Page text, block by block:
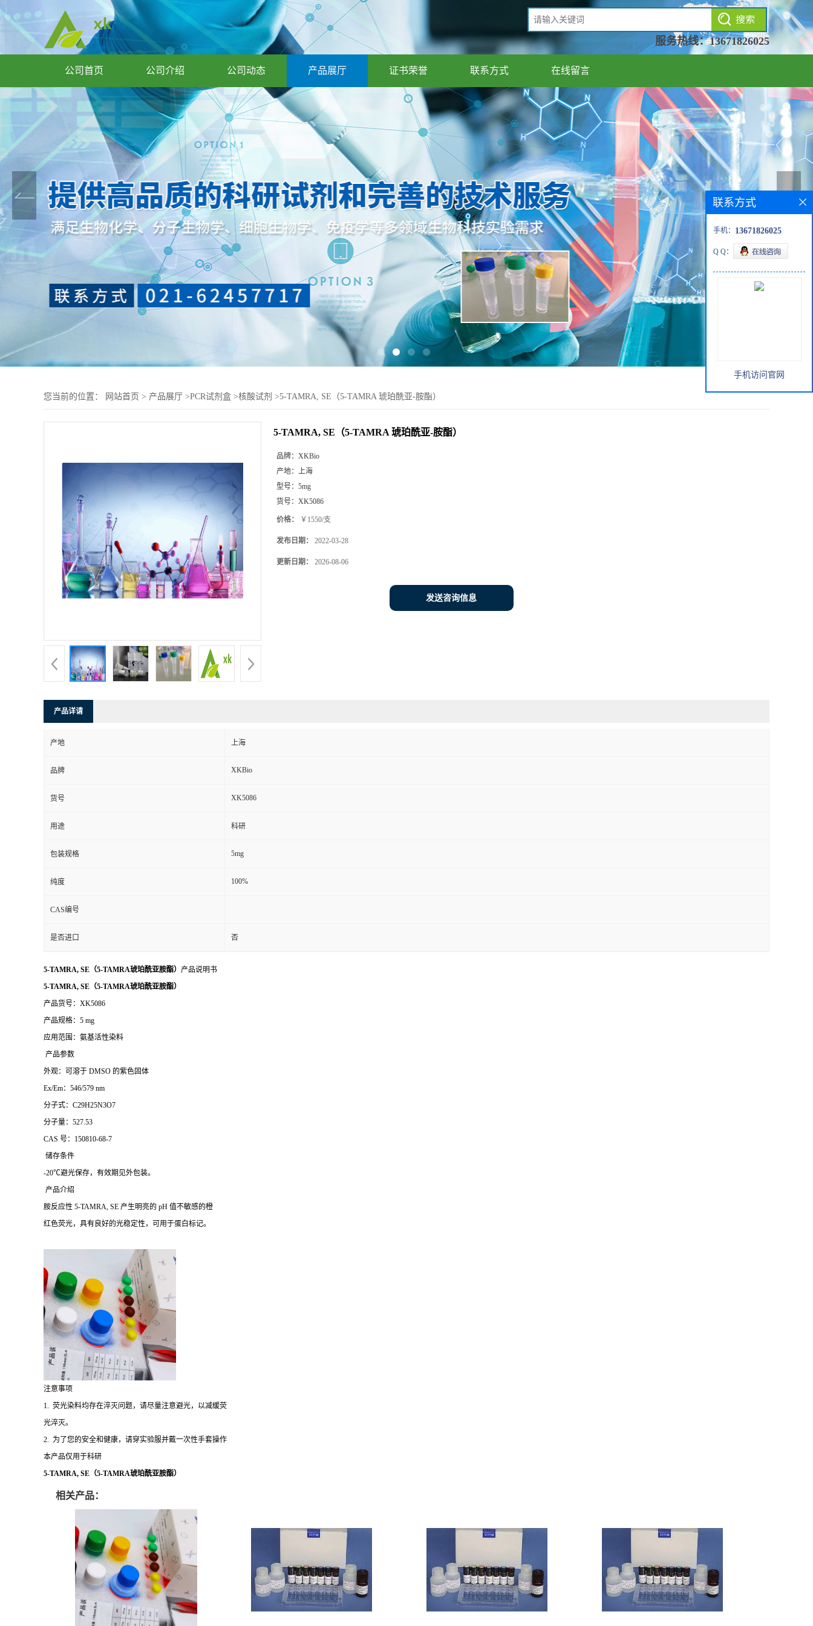
服务热线：13671826025
公司首页 公司介绍 公司动态 产品展厅 证书荣誉 联系方式 在线留言
您当前的位置： 网站首页 > 产品展厅 >PCR试剂盒 >核酸试剂 >5-TAMRA, SE（5-TAMRA 琥珀酰亚-胺酯）
5-TAMRA, SE（5-TAMRA 琥珀酰亚-胺酯）
品牌： XKBio
产地： 上海
型号： 5mg
货号： XK5086
价格： ￥1550/支
发布日期： 2022-03-28
更新日期： 2026-08-06
发送咨询信息
产品详请
产地 上海
品牌 XKBio
货号 XK5086
用途 科研
包装规格 5mg
纯度 100%
CAS编号
是否进口 否
5-TAMRA, SE（5-TAMRA琥珀酰亚胺酯） 产品说明书
5-TAMRA, SE（5-TAMRA琥珀酰亚胺酯）
产品货号：XK5086
产品规格：5 mg
应用范围：氨基活性染料
产品参数
外观：可溶于 DMSO 的紫色固体
Ex/Em：546/579 nm
分子式：C29H25N3O7
分子量：527.53
CAS 号：150810-68-7
储存条件
-20℃避光保存，有效期见外包装。
产品介绍
胺反应性 5-TAMRA, SE 产生明亮的 pH 值不敏感的橙
红色荧光，具有良好的光稳定性，可用于蛋白标记。
注意事项
1. 荧光染料均存在淬灭问题，请尽量注意避光，以减缓荧
光淬灭。
2. 为了您的安全和健康，请穿实验服并戴一次性手套操作
本产品仅用于科研
5-TAMRA, SE（5-TAMRA琥珀酰亚胺酯）
相关产品：
联系方式
手机： 13671826025
Q Q：
手机访问官网